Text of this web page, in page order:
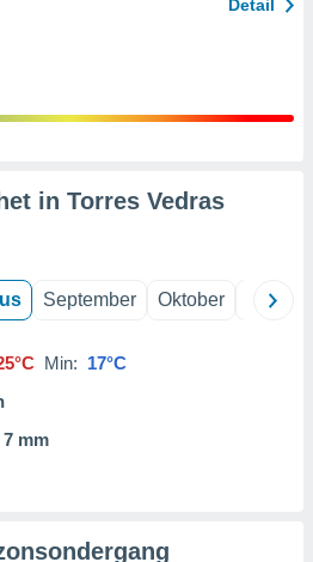
Detail
in Torres Vedras
September Oktober
Min: 17°C
7 mm